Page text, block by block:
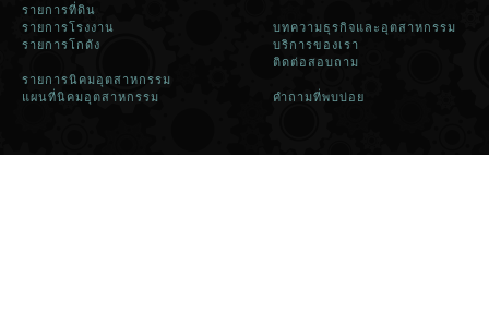
รายการที่ดิน
รายการโรงงาน
รายการโกดัง
รายการนิคมอุตสาหกรรม
แผนที่นิคมอุตสาหกรรม
บทความธุรกิจและอุตสาหกรรม
บริการของเรา
ติดต่อสอบถาม
คำถามที่พบบ่อย